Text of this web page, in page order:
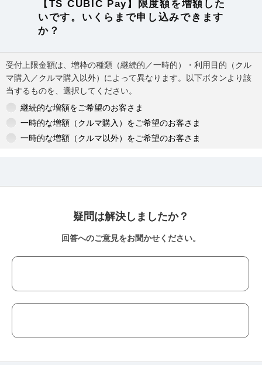
【TS CUBIC Pay】限度額を増額した
いです。いくらまで申し込みできます
か？
受付上限金額は、増枠の種類（継続的／一時的）・利用目的（クル
マ購入／クルマ購入以外）によって異なります。以下ボタンより該
当するものを、選択してください。
継続的な増額をご希望のお客さま
一時的な増額（クルマ購入）をご希望のお客さま
一時的な増額（クルマ以外）をご希望のお客さま
疑問は解決しましたか？
回答へのご意見をお聞かせください。